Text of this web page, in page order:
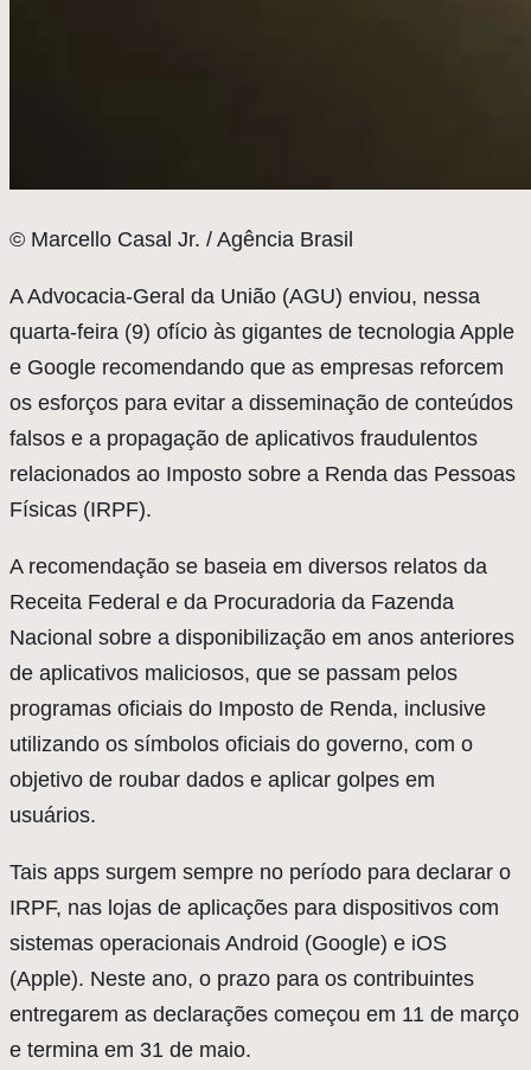
© Marcello Casal Jr. / Agência Brasil
AAdvocacia-Geral da União (AGU) enviou, nessa
quarta-feira (9) ofício às gigantes de tecnologia Apple
e Google recomendando que as empresas reforcem
os esforços para evitar a disseminação de conteúdos
falsos e a propagação de aplicativos fraudulentos
relacionados ao Imposto sobre a Renda das Pessoas
Físicas (IRPF).
A recomendação se baseia em diversos relatos da
Receita Federal e da Procuradoria da Fazenda
Nacional sobre a disponibilização em anos anteriores
de aplicativos maliciosos, que se passam pelos
programas oficiais do Imposto de Renda, inclusive
utilizando os símbolos oficiais do governo, com o
objetivo de roubar dados e aplicar golpes em
usuários.
Tais apps surgem sempre no período para declarar o
IRPF, nas lojas de aplicações para dispositivos com
sistemas operacionais Android (Google) e iOS
(Apple). Neste ano, o prazo para os contribuintes
entregarem as declarações começou em 11 de março
e termina em 31 de maio.